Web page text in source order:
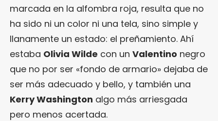
marcada en la alfombra roja, resulta que no
ha sido ni un color ni una tela, sino simple y
llanamente un estado: el preñamiento. Ahí
estaba Olivia Wilde con un Valentino negro
que no por ser «fondo de armario» dejaba de
ser más adecuado y bello, y también una
Kerry Washington algo más arriesgada
pero menos acertada.